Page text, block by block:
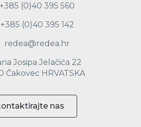
+385 (0)40 395 560
+385 (0)40 395 142
redea@redea.hr
Josipa Jelačića 22
Čakovec HRVATSKA
nas